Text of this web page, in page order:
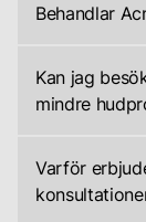
Behandlar
vår
expertis
sträcker
bortom
behandling
Kan jag
mindre
vi
välkomnar
alla,
Varför